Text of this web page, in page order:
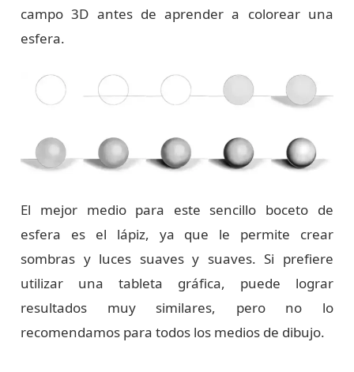
campo 3D antes de aprender a colorear una
esfera.
El mejor medio para este sencillo boceto de
esfera es el lápiz, ya que le permite crear
sombras y luces suaves y suaves. Si prefiere
utilizar una tableta gráfica, puede lograr
resultados muy similares, pero no lo
recomendamos para todos los medios de dibujo.